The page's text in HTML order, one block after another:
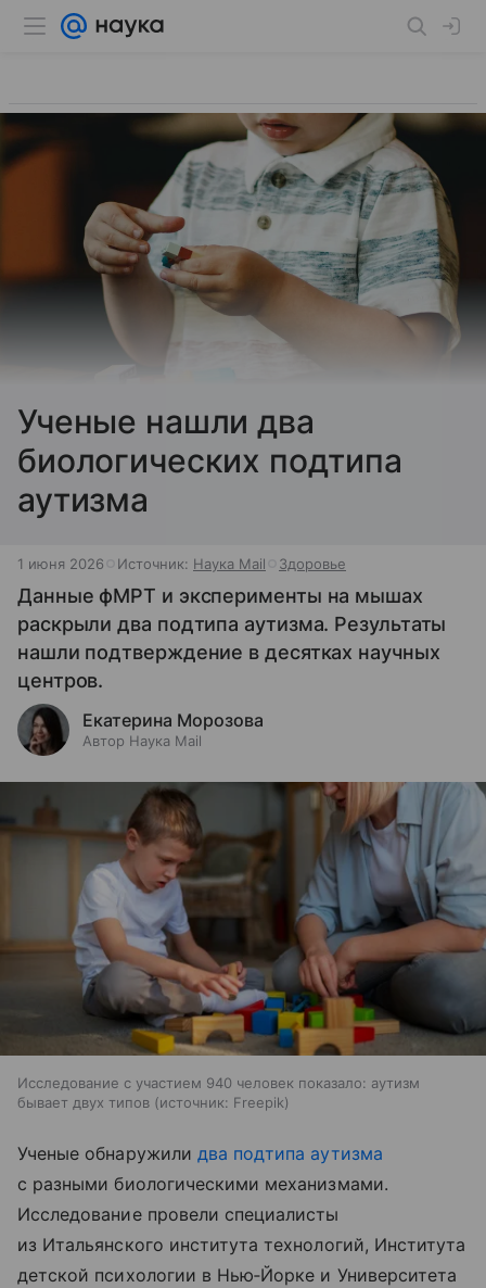
Ученые нашли два
биологических подтипа
аутизма
1 июня 2026 Источник: Наука Mail Здоровье
Данные фМРТ и эксперименты на мышах
раскрыли два подтипа аутизма. Результаты
нашли подтверждение в десятках научных
центров.
Екатерина Морозова
Автор Наука Mail
Исследование с участием 940 человек показало: аутизм
бывает двух типов
источник: Freepik
Ученые обнаружили два подтипа аутизма
с разными биологическими механизмами.
Исследование провели специалисты
из Итальянского института технологий, Института
детской психологии в Нью‑Йорке и Университета